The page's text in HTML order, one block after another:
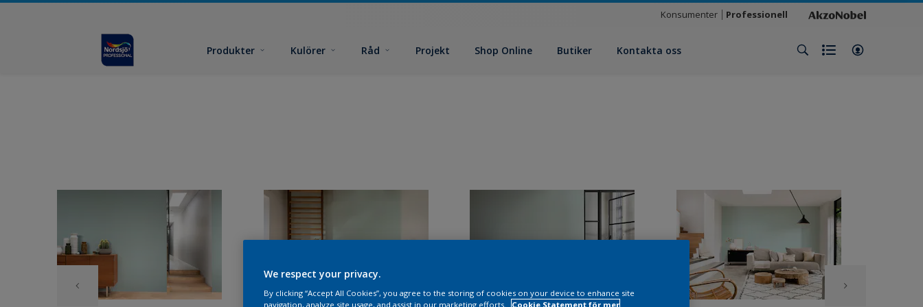
Konsumenter Professionell
Produkter Kulörer Råd Projekt Shop Online Butiker Kontakta oss
We respect your privacy.
By clicking “Accept All Cookies”, you agree to the storing of cookies on your device to enhance site
navigation, analyze site usage, and assist in our marketing efforts.
Cookie Statement för mer